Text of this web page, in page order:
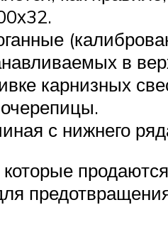
в
карнизных
с нижнего